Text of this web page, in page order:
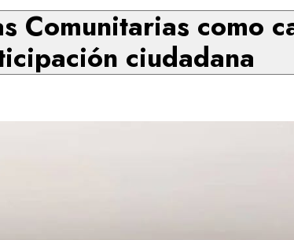
Comunitarias como
ciudadana